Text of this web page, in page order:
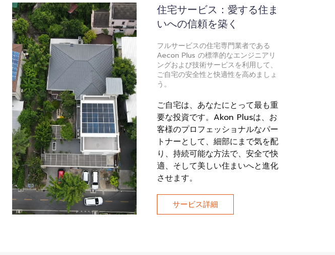
住宅サービス：愛する住ま
いへの信頼を築く
フルサービスの住宅専門業者である
Aecon Plus の標準的なエンジニアリ
ングおよび技術サービスを利用して、
ご自宅の安全性と快適性を高めましょ
う。
ご自宅は、あなたにとって最も重
要な投資です。Akon Plusは、お
客様のプロフェッショナルなパー
トナーとして、細部にまで気を配
り、持続可能な方法で、安全で快
適、そして美しい住まいへと進化
させます。
サービス詳細